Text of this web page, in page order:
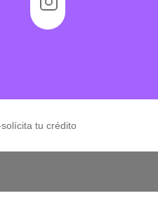
solícita tu crédito